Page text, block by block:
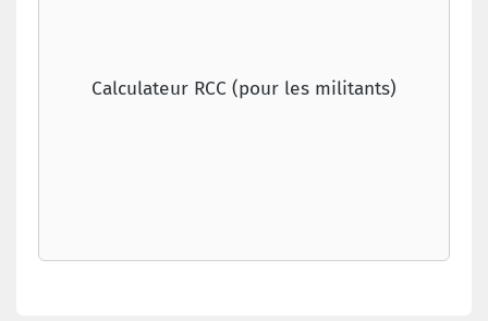
Calculateur RCC (pour les militants)